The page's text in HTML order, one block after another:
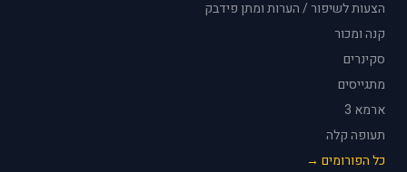
הצעות לשיפור / הערות ומתן פידבק
קנה ומכור
סקינרים
מתגייסים
ארמא 3
תעופה קלה
כל הפורומים →